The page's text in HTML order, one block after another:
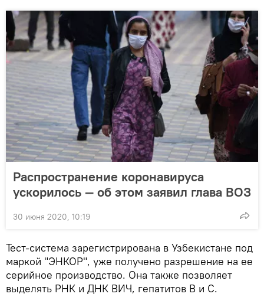
Распространение коронавируса
ускорилось — об этом заявил глава ВОЗ
30 июня 2020, 10:19
Тест-система зарегистрирована в Узбекистане под
маркой "ЭНКОР", уже получено разрешение на ее
серийное производство. Она также позволяет
выделять РНК и ДНК ВИЧ, гепатитов В и С.